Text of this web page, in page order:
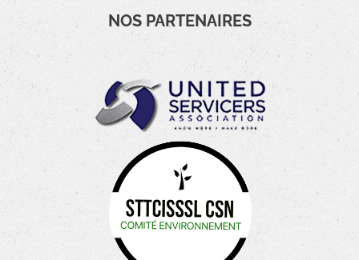
NOS PARTENAIRES